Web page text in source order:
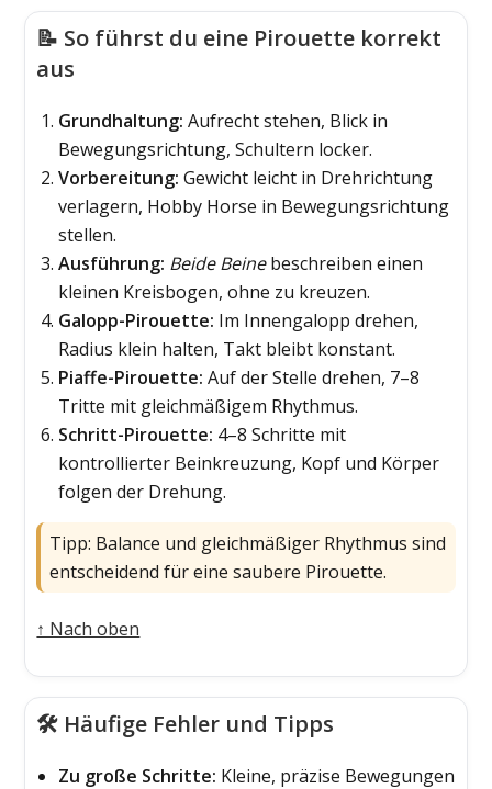
📝 So führst du eine Pirouette korrekt
aus
Grundhaltung: Aufrecht stehen, Blick in
Bewegungsrichtung, Schultern locker.
Vorbereitung: Gewicht leicht in Drehrichtung
verlagern, Hobby Horse in Bewegungsrichtung
stellen.
Ausführung: Beide Beinebeschreiben einen
kleinen Kreisbogen, ohne zu kreuzen.
Galopp-Pirouette: Im Innengalopp drehen,
Radius klein halten, Takt bleibt konstant.
Piaffe-Pirouette: Auf der Stelle drehen, 7–8
Tritte mit gleichmäßigem Rhythmus.
Schritt-Pirouette: 4–8 Schritte mit
kontrollierter Beinkreuzung, Kopf und Körper
folgen der Drehung.
Tipp: Balance und gleichmäßiger Rhythmus sind
entscheidend für eine saubere Pirouette.
↑ Nach oben
🛠️ Häufige Fehler und Tipps
Zu große Schritte: Kleine, präzise Bewegungen